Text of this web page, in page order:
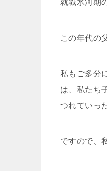
就職氷河期
この年代の
私もご多分
は、私たち
つれていっ
ですので、